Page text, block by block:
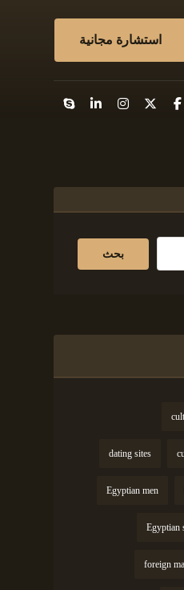
استشارة مجانية
dating sites
Egyptian men
Egyptian
foreign